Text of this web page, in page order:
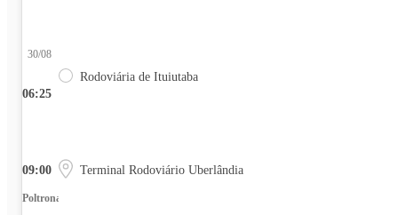
06:25
30/08
Rodoviária de Ituiutaba
09:00 Terminal Rodoviário Uberlândia
Poltrona